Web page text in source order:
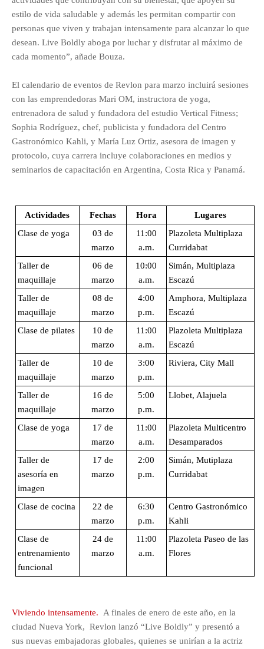
estilo de vida saludable y además les permitan compartir con
personas que viven y trabajan intensamente para alcanzar lo que
desean. Live Boldly aboga por luchar y disfrutar al máximo de
cada momento”, añade Bouza.
El calendario de eventos de Revlon para marzo incluirá sesiones
con las emprendedoras Mari OM, instructora de yoga,
entrenadora de salud y fundadora del estudio Vertical Fitness;
Sophia Rodríguez, chef, publicista y fundadora del Centro
Gastronómico Kahli, y María Luz Ortiz, asesora de imagen y
protocolo, cuya carrera incluye colaboraciones en medios y
seminarios de capacitación en Argentina, Costa Rica y Panamá.
Actividades Fechas Hora
Lugares
Clase de yoga
03 de
marzo
11:00
a.m.
Plazoleta Multiplaza
Curridabat
Taller de
maquillaje
06 de
marzo
10:00
a.m.
Simán, Multiplaza
Escazú
Taller de
maquillaje
08 de
marzo
4:00
p.m.
Amphora, Multiplaza
Escazú
Clase de pilates
10 de
marzo
11:00
a.m.
Plazoleta Multiplaza
Escazú
Taller de
maquillaje
10 de
marzo
3:00
p.m.
Riviera, City Mall
Taller de
maquillaje
16 de
marzo
5:00
p.m.
Llobet, Alajuela
Clase de yoga
17 de
marzo
11:00
a.m.
Plazoleta Multicentro
Desamparados
Taller de
asesoría en
imagen
17 de
marzo
2:00
p.m.
Simán, Mutiplaza
Curridabat
Clase de cocina
22 de
marzo
6:30
p.m.
Centro Gastronómico
Kahli
Clase de
entrenamiento
funcional
24 de
marzo
11:00
a.m.
Plazoleta Paseo de las
Flores
Viviendo intensamente.
A finales de enero de este año, en la
ciudad Nueva York, Revlon lanzó “Live Boldly” y presentó a
sus nuevas embajadoras globales, quienes se unirían a la actriz